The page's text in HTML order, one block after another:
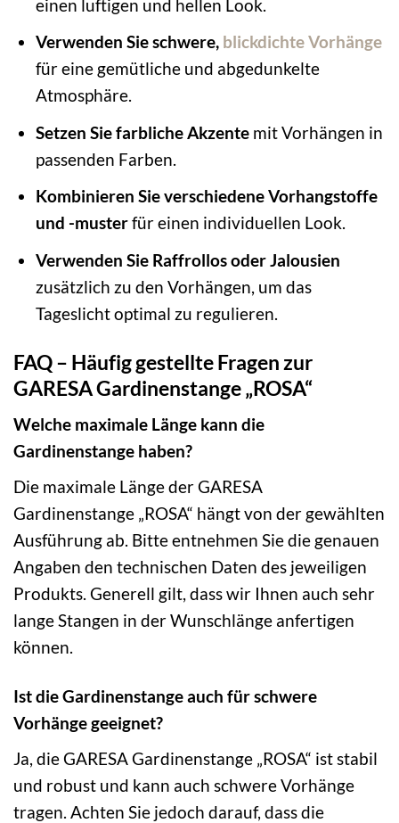
einen luftigen und hellen Look.
Verwenden Sie schwere, blickdichte Vorhänge
für eine gemütliche und abgedunkelte
Atmosphäre.
Setzen Sie farbliche Akzentemit Vorhängen in
passenden Farben.
Kombinieren Sie verschiedene Vorhangstoffe
und -musterfür einen individuellen Look.
Verwenden Sie Raffrollos oder Jalousien
zusätzlich zu den Vorhängen, um das
Tageslicht optimal zu regulieren.
FAQ – Häufig gestellte Fragen zur
GARESA Gardinenstange „ROSA“
Welche maximale Länge kann die
Gardinenstange haben?
Die maximale Länge der GARESA
Gardinenstange „ROSA“ hängt von der gewählten
Ausführung ab. Bitte entnehmen Sie die genauen
Angaben den technischen Daten des jeweiligen
Produkts. Generell gilt, dass wir Ihnen auch sehr
lange Stangen in der Wunschlänge anfertigen
können.
Ist die Gardinenstange auch für schwere
Vorhänge geeignet?
Ja, die GARESA Gardinenstange „ROSA“ ist stabil
und robust und kann auch schwere Vorhänge
tragen. Achten Sie jedoch darauf, dass die